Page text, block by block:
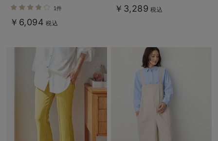
トセミフレア【ブーツカット】マタ
ニティパンツデニム
1件
￥6,094 税込
Rosemadame（ローズマダム）
￥3,289 税込